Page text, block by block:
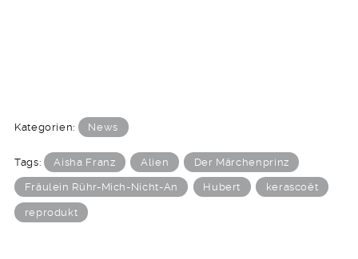
Kategorien: News
Tags: Aisha Franz Alien Der Märchenprinz
Fräulein Rühr-Mich-Nicht-An Hubert kerascoët
reprodukt